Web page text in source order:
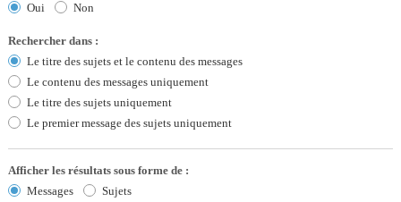
Oui
Non
Rechercher dans :
Le titre des sujets et le contenu des messages
Le contenu des messages uniquement
Le titre des sujets uniquement
Le premier message des sujets uniquement
Afficher les résultats sous forme de :
Messages
Sujets